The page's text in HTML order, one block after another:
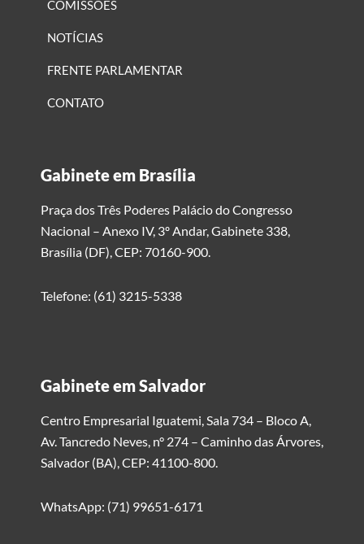
COMISSÕES
NOTÍCIAS
FRENTE PARLAMENTAR
CONTATO
Gabinete em Brasília
Praça dos Três Poderes Palácio do Congresso
Nacional – Anexo IV, 3º Andar, Gabinete 338,
Brasília (DF), CEP: 70160-900.
Telefone: (61) 3215-5338
Gabinete em Salvador
Centro Empresarial Iguatemi, Sala 734 – Bloco A,
Av. Tancredo Neves, n° 274 – Caminho das Árvores,
Salvador (BA), CEP: 41100-800.
WhatsApp: (71) 99651-6171